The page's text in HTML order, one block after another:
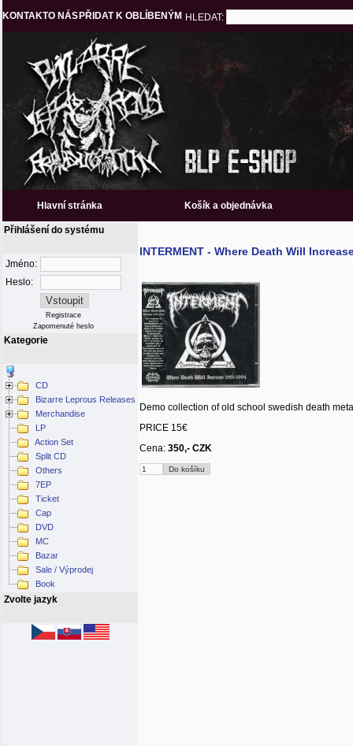
KONTAKTO NÁS PŘIDAT K OBLÍBENÝM HLEDAT:
Hlavní stránka Košík a objednávka
Přihlášení do systému
Jméno:
Heslo:
Registrace
Zapomenuté heslo
Kategorie
CD
Bizarre Leprous Releases
Merchandise
LP
Action Set
Split CD
Others
7EP
Ticket
Cap
DVD
MC
Bazar
Sale / Výprodej
Book
Zvolte jazyk
INTERMENT - Where Death Will
Demo collection of old school swedish death
PRICE 15€
Cena: 350,- CZK